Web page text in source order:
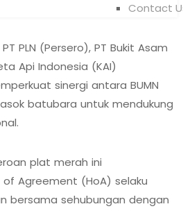
Contact
PT PLN (Persero), PT Bukit Asam
Api Indonesia (KAI)
sinergi antara BUMN
batubara untuk mendukung
plat merah ini
Agreement (HoA) selaku
bersama sehubungan dengan